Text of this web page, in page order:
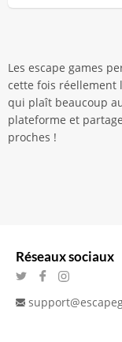
Les escape games
cette fois réellement
qui plaît beaucoup
plateforme et
proches !
Réseaux sociaux